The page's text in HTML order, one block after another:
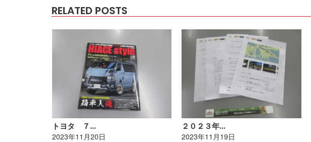
RELATED POSTS
トヨタ ７…
2023年11月20日
２０２３年…
2023年11月19日